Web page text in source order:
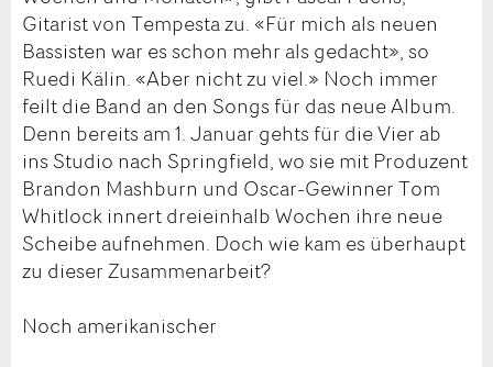
Gitarist von Tempesta zu. «Für mich als neuen
Bassisten war es schon mehr als gedacht», so
Ruedi Kälin. «Aber nicht zu viel.» Noch immer
feilt die Band an den Songs für das neue Album.
Denn bereits am 1. Januar gehts für die Vier ab
ins Studio nach Springfield, wo sie mit Produzent
Brandon Mashburn und Oscar-Gewinner Tom
Whitlock innert dreieinhalb Wochen ihre neue
Scheibe aufnehmen. Doch wie kam es überhaupt
zu dieser Zusammenarbeit?
Noch amerikanischer